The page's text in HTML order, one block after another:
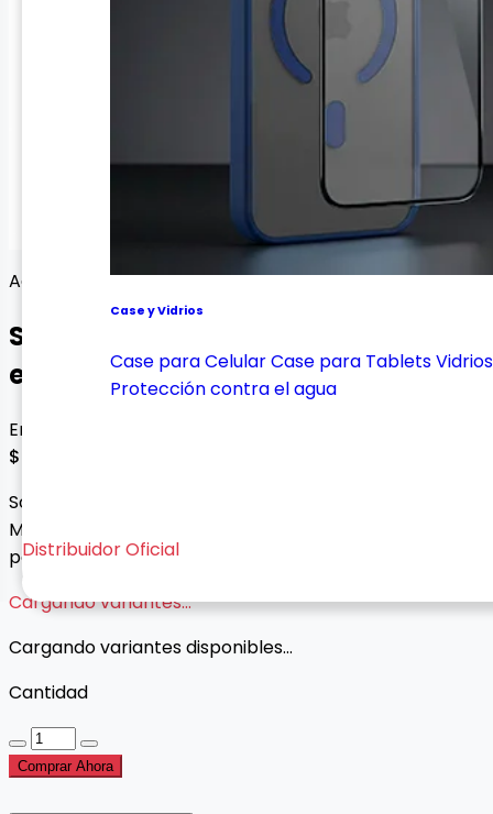
Case y Vidrios
Case para CelularCase para TabletsVidrios
Protección contra el agua
Distribuidor Oficial
Agarre y practicidad
Soporte celular diseño
escarchado
Envío gratis con esta oferta
$ 10.000
Soporte escarchado redondo con base expansible.
Mejora el agarre del celular y úsalo como soporte
para ver videos o tomar selfies con más comodidad.
Cargando variantes...
Cargando variantes disponibles...
Cantidad
Comprar Ahora